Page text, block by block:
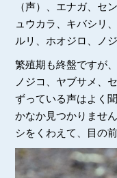
（声）、エナガ、セ
ュウカラ、キバシリ
ルリ、ホオジロ、ノ
繁殖期も終盤ですが
ノジコ、ヤブサメ、
ずっている声はよく
かなか見つかりませ
シをくわえて、目の